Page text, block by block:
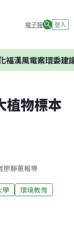
電子報 登入
案環委建議不應
植物標本
廖靜蕙報導
學
環境教育